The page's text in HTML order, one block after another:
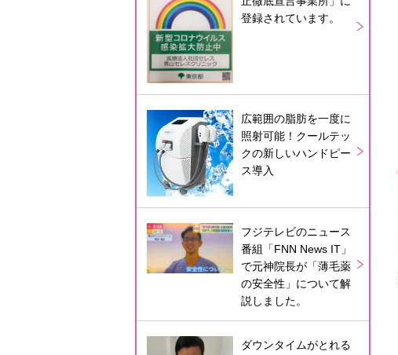
登録されています。
広範囲の脂肪を一度に
照射可能！クールテッ
クの新しいハンドピー
ス導入
フジテレビのニュース
番組「FNN News IT」
で元神院長が「薄毛薬
の安全性」について解
説しました。
ダウンタイムがとれる